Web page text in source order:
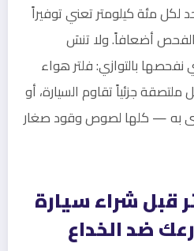
لكل مئة كيلومتر تعني توفيراً
أضعافاً. ولا تنسَ
نفحصها بالتوازي: فلتر هواء
جزئياً تقاوم السيارة، أو
به — كلها لصوص وقود صغار
قبل شراء سيارة
ضد الخداع